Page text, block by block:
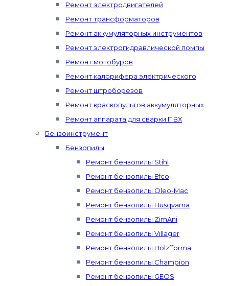
Ремонт электродвигателей
Ремонт трансформаторов
Ремонт аккумуляторных инструментов
Ремонт электрогидравлической помпы
Ремонт мотобуров
Ремонт калорифера электрического
Ремонт штроборезов
Ремонт краскопультов аккумуляторных
Ремонт аппарата для сварки ПВХ
Бензоинструмент
Бензопилы
Ремонт бензопилы Stihl
Ремонт бензопилы Efco
Ремонт бензопилы Oleo-Mac
Ремонт бензопилы Husqvarna
Ремонт бензопилы ZimAni
Ремонт бензопилы Villager
Ремонт бензопилы Holzfforma
Ремонт бензопилы Champion
Ремонт бензопилы GEOS